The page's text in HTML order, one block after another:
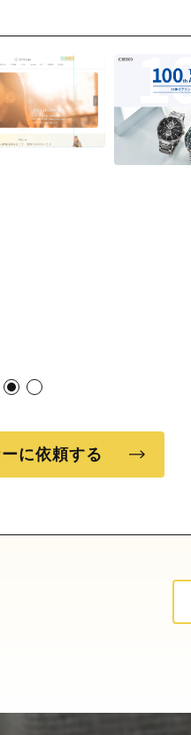
に依頼する